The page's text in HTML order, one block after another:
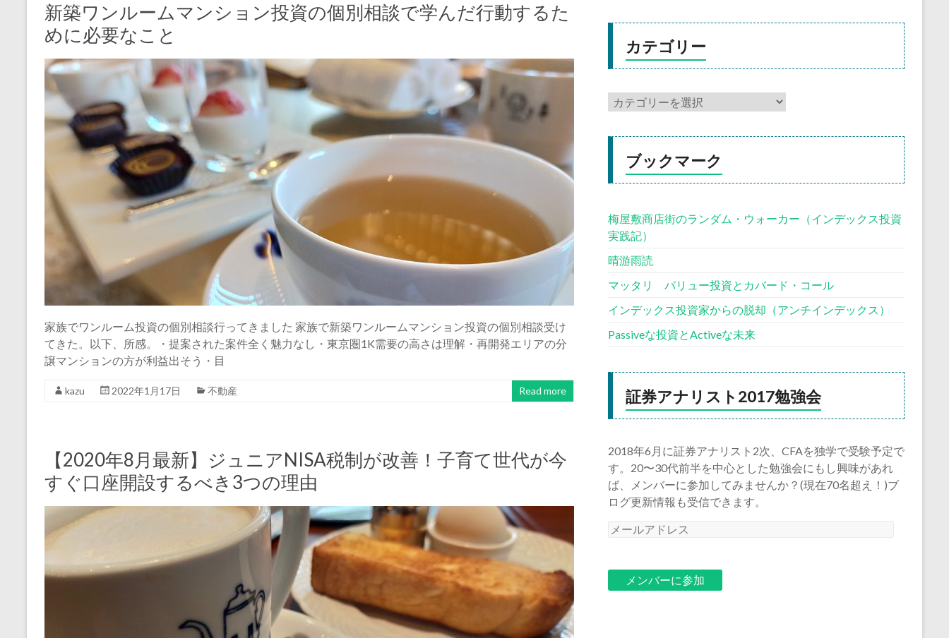
新築ワンルームマンション投資の個別相談で学んだ行動するた
めに必要なこと
家族でワンルーム投資の個別相談行ってきました 家族で新築ワンルームマンション投資の個別相談受け
てきた。以下、所感。・提案された案件全く魅力なし・東京圏1K需要の高さは理解・再開発エリアの分
譲マンションの方が利益出そう・目
kazu 2022年1月17日 不動産 Read more
【2020年8月最新】ジュニアNISA税制が改善！子育て世代が今
すぐ口座開設するべき3つの理由
カテゴリー
ブックマーク
梅屋敷商店街のランダム・ウォーカー（インデックス投資
実践記）
晴游雨読
マッタリ バリュー投資とカバード・コール
インデックス投資家からの脱却（アンチインデックス）
Passiveな投資とActiveな未来
証券アナリスト2017勉強会
2018年6月に証券アナリスト2次、CFAを独学で受験予定で
す。20〜30代前半を中心とした勉強会にもし興味があれ
ば、メンバーに参加してみませんか？(現在70名超え！)ブ
ログ更新情報も受信できます。
メ